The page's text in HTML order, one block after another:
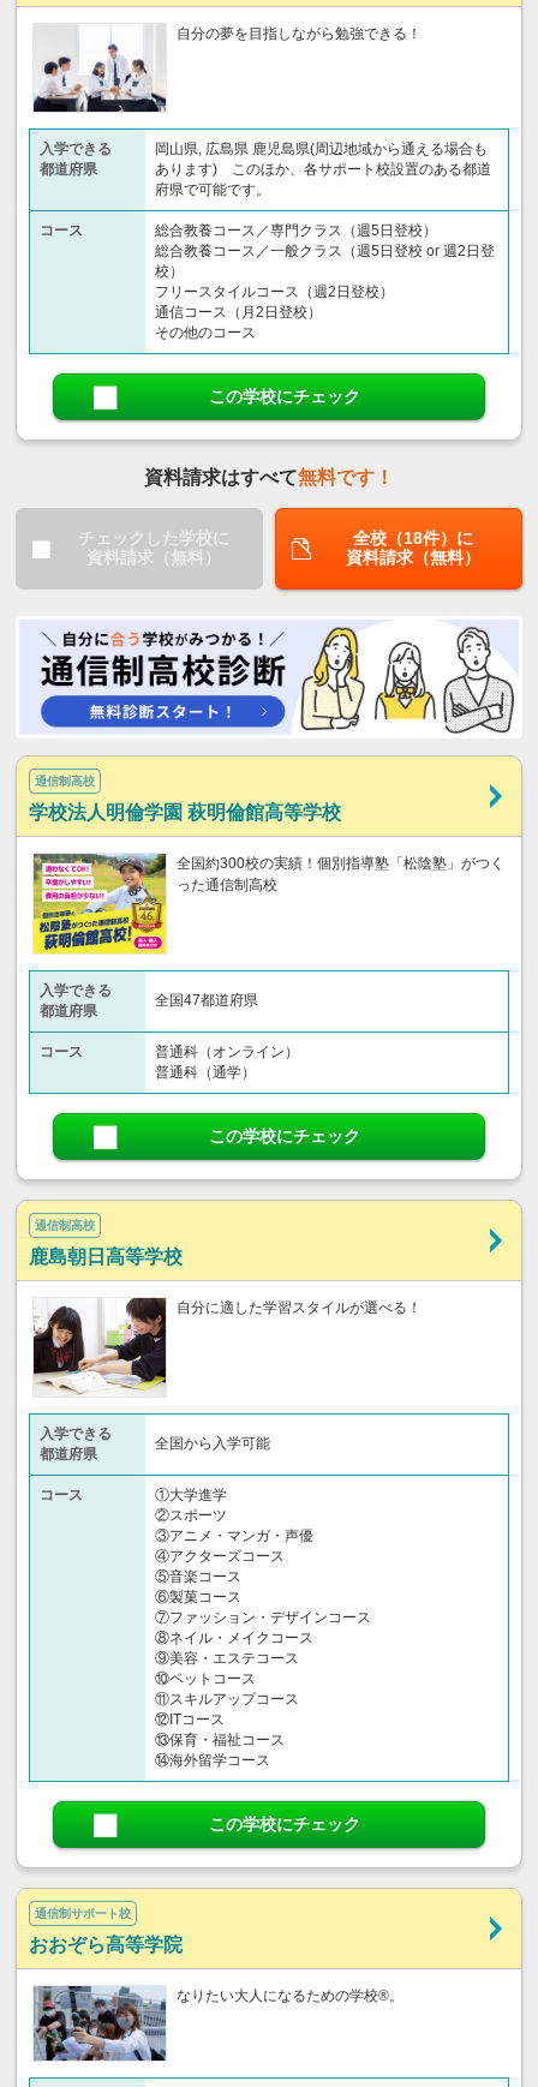
自分の夢を目指しながら勉強できる！
入学できる
都道府県
岡山県, 広島県 鹿児島県(周辺地域から通える場合も
あります) このほか、各サポート校設置のある都道
府県で可能です。
コース
総合教養コース／専門クラス（週5日登校）
総合教養コース／一般クラス（週5日登校 or 週2日登
校）
フリースタイルコース（週2日登校）
通信コース（月2日登校）
その他のコース
この学校にチェック
資料請求はすべて無料です！
チェックした学校に
資料請求（無料）
全校（18件）に
資料請求（無料）
通信制高校
学校法人明倫学園 萩明倫館高等学校
全国約300校の実績！個別指導塾「松陰塾」がつく
った通信制高校
入学できる
都道府県
全国47都道府県
コース
普通科（オンライン）
普通科（通学）
この学校にチェック
通信制高校
鹿島朝日高等学校
自分に適した学習スタイルが選べる！
入学できる
都道府県
全国から入学可能
コース
①大学進学
②スポーツ
③アニメ・マンガ・声優
④アクターズコース
⑤音楽コース
⑥製菓コース
⑦ファッション・デザインコース
⑧ネイル・メイクコース
⑨美容・エステコース
⑩ペットコース
⑪スキルアップコース
⑫ITコース
⑬保育・福祉コース
⑭海外留学コース
この学校にチェック
通信制サポート校
おおぞら高等学院
なりたい大人になるための学校®。